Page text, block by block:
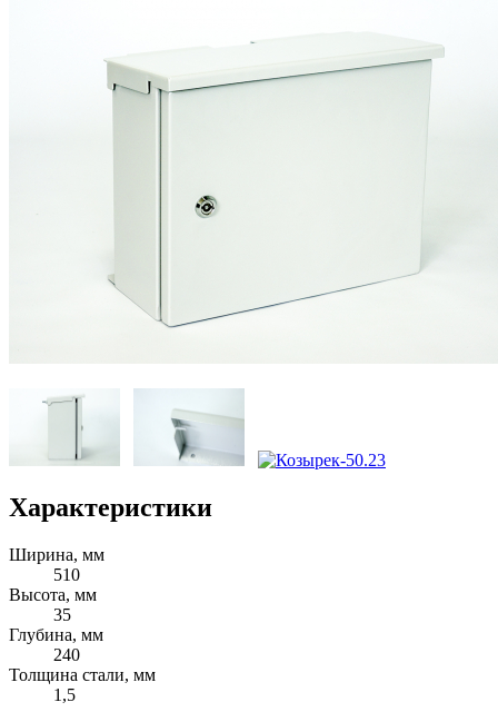
Характеристики
Ширина, мм
510
Высота, мм
35
Глубина, мм
240
Толщина стали, мм
1,5